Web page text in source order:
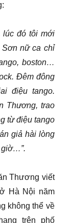
lúc đó tôi mới
nữ ca chỉ
boston…
Đêm đông
điệu tango.
Thương, trao
từ điệu tango
giả hài lòng
giờ…”.
Thương viết
Hà Nội năm
không thể về
trên phố